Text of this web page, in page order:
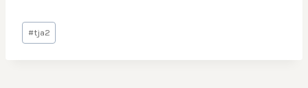
Post
Tags:
#tja2